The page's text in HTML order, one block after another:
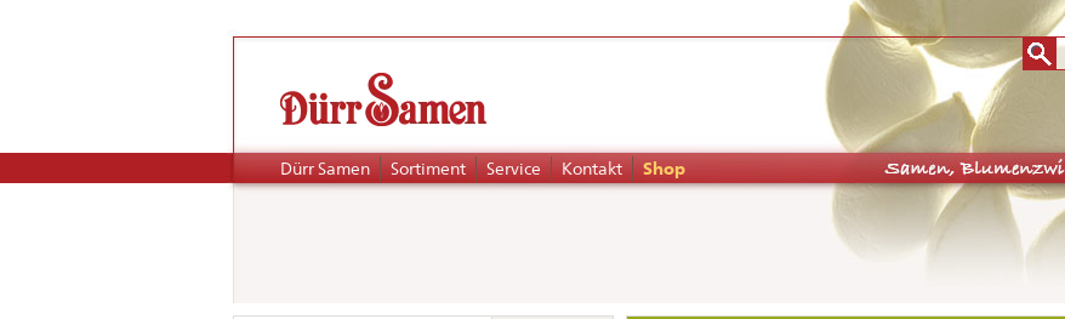
Navigation
überspringen
Dürr Samen Sortiment Service Kontakt Shop